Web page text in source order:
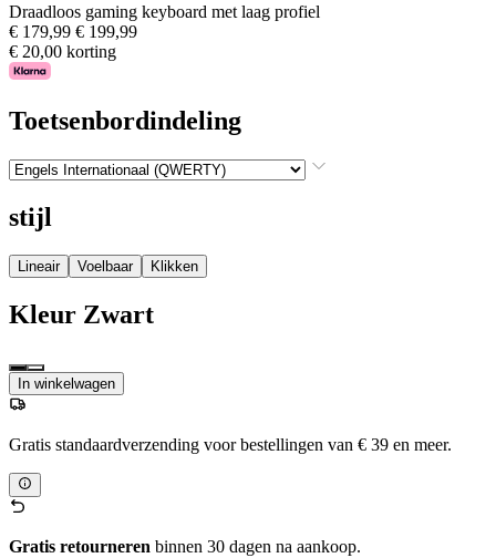
Draadloos gaming keyboard met laag profiel
€ 179,99 € 199,99
€ 20,00 korting
Toetsenbordindeling
stijl
Lineair Voelbaar Klikken
Kleur Zwart
In winkelwagen
Gratis standaardverzending voor bestellingen van € 39 en meer.
Gratis retourneren binnen 30 dagen na aankoop.